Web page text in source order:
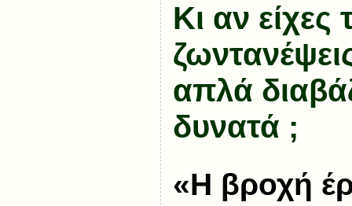
Κι αν
απλά
δυνατά ;
«Η βροχή